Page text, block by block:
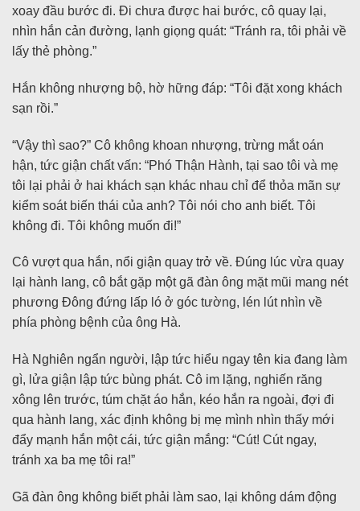
xoay đầu bước đi. Đi chưa được hai bước, cô quay lại,
nhìn hắn cản đường, lạnh giọng quát: “Tránh ra, tôi phải về
lấy thẻ phòng.”
Hắn không nhượng bộ, hờ hững đáp: “Tôi đặt xong khách
sạn rồi.”
“Vậy thì sao?” Cô không khoan nhượng, trừng mắt oán
hận, tức giận chất vấn: “Phó Thận Hành, tại sao tôi và mẹ
tôi lại phải ở hai khách sạn khác nhau chỉ để thỏa mãn sự
kiểm soát biến thái của anh? Tôi nói cho anh biết. Tôi
không đi. Tôi không muốn đi!”
Cô vượt qua hắn, nổi giận quay trở về. Đúng lúc vừa quay
lại hành lang, cô bắt gặp một gã đàn ông mặt mũi mang nét
phương Đông đứng lấp ló ở góc tường, lén lút nhìn về
phía phòng bệnh của ông Hà.
Hà Nghiên ngẩn người, lập tức hiểu ngay tên kia đang làm
gì, lửa giận lập tức bùng phát. Cô im lặng, nghiến răng
xông lên trước, túm chặt áo hắn, kéo hắn ra ngoài, đợi đi
qua hành lang, xác định không bị mẹ mình nhìn thấy mới
đẩy mạnh hắn một cái, tức giận mắng: “Cút! Cút ngay,
tránh xa ba mẹ tôi ra!”
Gã đàn ông không biết phải làm sao, lại không dám động